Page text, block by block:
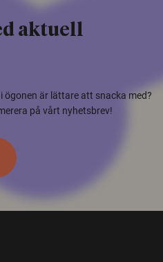
aktuell
ögonen är lättare att snacka med?
på vårt nyhetsbrev!